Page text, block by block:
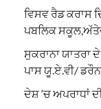
ਵਿਸਵ ਰੈਡ ਕਰਾਸ
ਪਬਲਿਕ
ਸੁਕਰਾਨਾ ਯਾਤਰਾ
ਪਾਸ ਯੂ.ਏ.ਵੀ/
ਦੇਸ਼ ‘ਚ ਅਪਰਾਧਾਂ